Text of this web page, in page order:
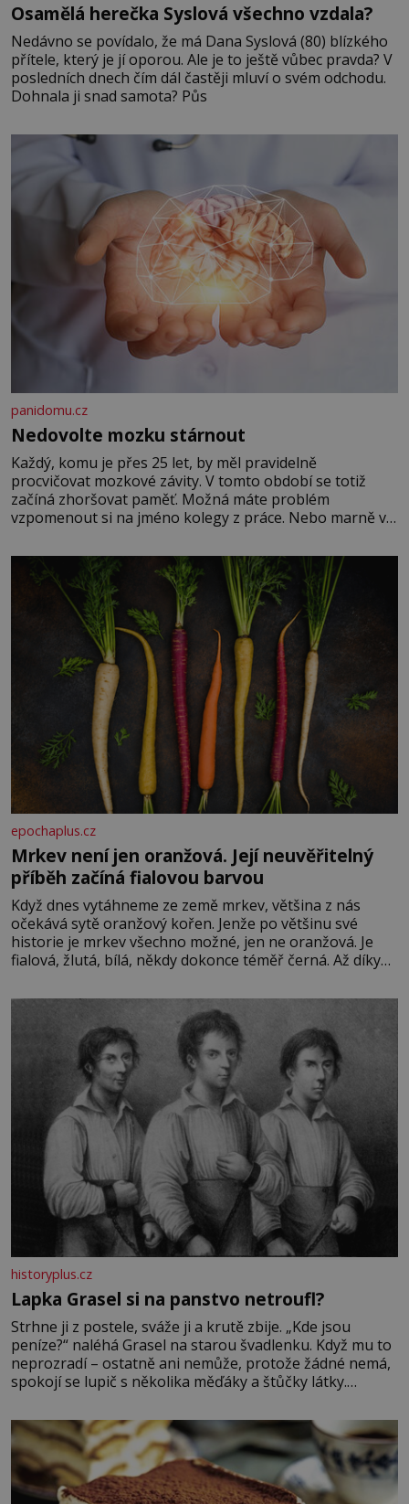
Osamělá herečka Syslová všechno vzdala?
Nedávno se povídalo, že má Dana Syslová (80) blízkého
přítele, který je jí oporou. Ale je to ještě vůbec pravda? V
posledních dnech čím dál častěji mluví o svém odchodu.
Dohnala ji snad samota? Půs
panidomu.cz
Nedovolte mozku stárnout
Každý, komu je přes 25 let, by měl pravidelně
procvičovat mozkové závity. V tomto období se totiž
začíná zhoršovat paměť. Možná máte problém
vzpomenout si na jméno kolegy z práce. Nebo marně v
Je to opravdu tak, s věkem jako kdyby se paměť
rozhodla stávkovat. Cvičte
epochaplus.cz
Mrkev není jen oranžová. Její neuvěřitelný
příběh začíná fialovou barvou
Když dnes vytáhneme ze země mrkev, většina z nás
očekává sytě oranžový kořen. Jenže po většinu své
historie je mrkev všechno možné, jen ne oranžová. Je
fialová, žlutá, bílá, někdy dokonce téměř černá. Až díky
bez které si českou zahradu ani nedokážeme představit.
historyplus.cz
Lapka Grasel si na panstvo netroufl?
Strhne ji z postele, sváže ji a krutě zbije. „Kde jsou
peníze?“ naléhá Grasel na starou švadlenku. Když mu to
neprozradí – ostatně ani nemůže, protože žádné nemá,
spokojí se lupič s několika měďáky a štůčky látky.
krutý. Jeho činy budí hrůzu ještě dlouho po jeho smrti